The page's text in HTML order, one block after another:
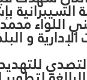
اللواء
و